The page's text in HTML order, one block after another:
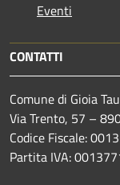
Eventi
CONTATTI
Comune di Gioia
Via Trento, 57 –
Codice Fiscale:
Partita IVA: